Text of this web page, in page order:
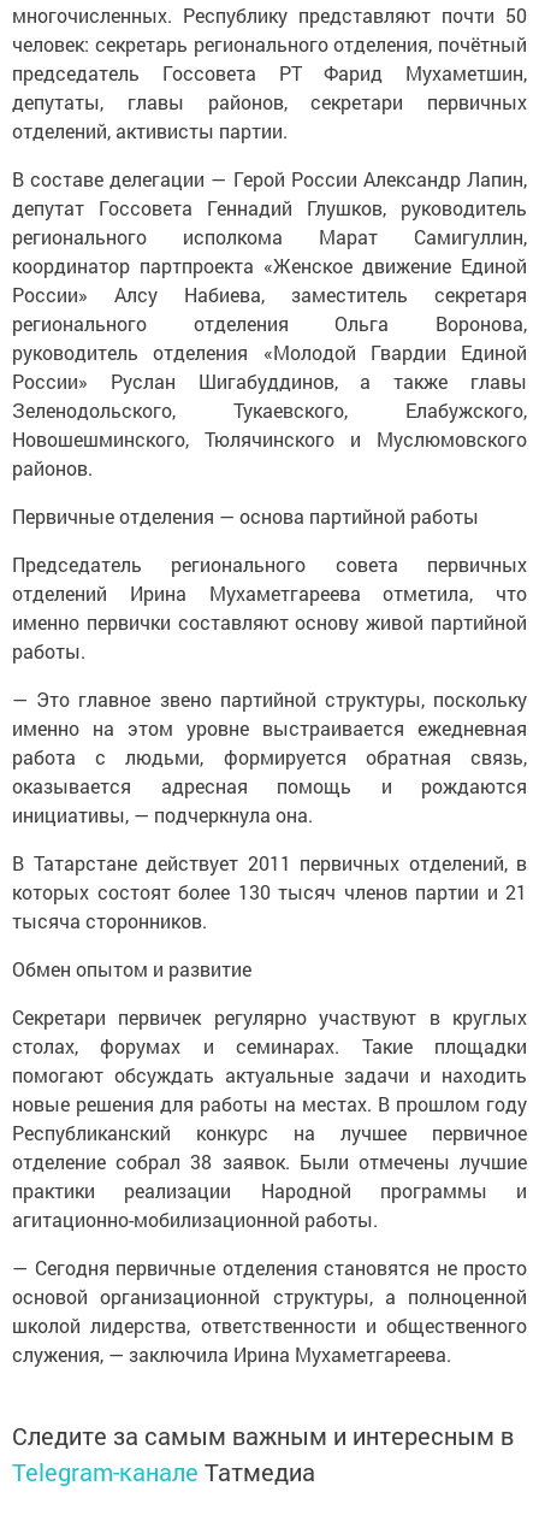
многочисленных. Республику представляют почти 50
человек: секретарь регионального отделения, почётный
председатель Госсовета РТ Фарид Мухаметшин,
депутаты, главы районов, секретари первичных
отделений, активисты партии.
В составе делегации — Герой России Александр Лапин,
депутат Госсовета Геннадий Глушков, руководитель
регионального исполкома Марат Самигуллин,
координатор партпроекта «Женское движение Единой
России» Алсу Набиева, заместитель секретаря
регионального отделения Ольга Воронова,
руководитель отделения «Молодой Гвардии Единой
России» Руслан Шигабуддинов, а также главы
Зеленодольского, Тукаевского, Елабужского,
Новошешминского, Тюлячинского и Муслюмовского
районов.
Первичные отделения — основа партийной работы
Председатель регионального совета первичных
отделений Ирина Мухаметгареева отметила, что
именно первички составляют основу живой партийной
работы.
— Это главное звено партийной структуры, поскольку
именно на этом уровне выстраивается ежедневная
работа с людьми, формируется обратная связь,
оказывается адресная помощь и рождаются
инициативы, — подчеркнула она.
В Татарстане действует 2011 первичных отделений, в
которых состоят более 130 тысяч членов партии и 21
тысяча сторонников.
Обмен опытом и развитие
Секретари первичек регулярно участвуют в круглых
столах, форумах и семинарах. Такие площадки
помогают обсуждать актуальные задачи и находить
новые решения для работы на местах. В прошлом году
Республиканский конкурс на лучшее первичное
отделение собрал 38 заявок. Были отмечены лучшие
практики реализации Народной программы и
агитационно-мобилизационной работы.
— Сегодня первичные отделения становятся не просто
основой организационной структуры, а полноценной
школой лидерства, ответственности и общественного
служения, — заключила Ирина Мухаметгареева.
Следите за самым важным и интересным в
Telegram-канале Татмедиа